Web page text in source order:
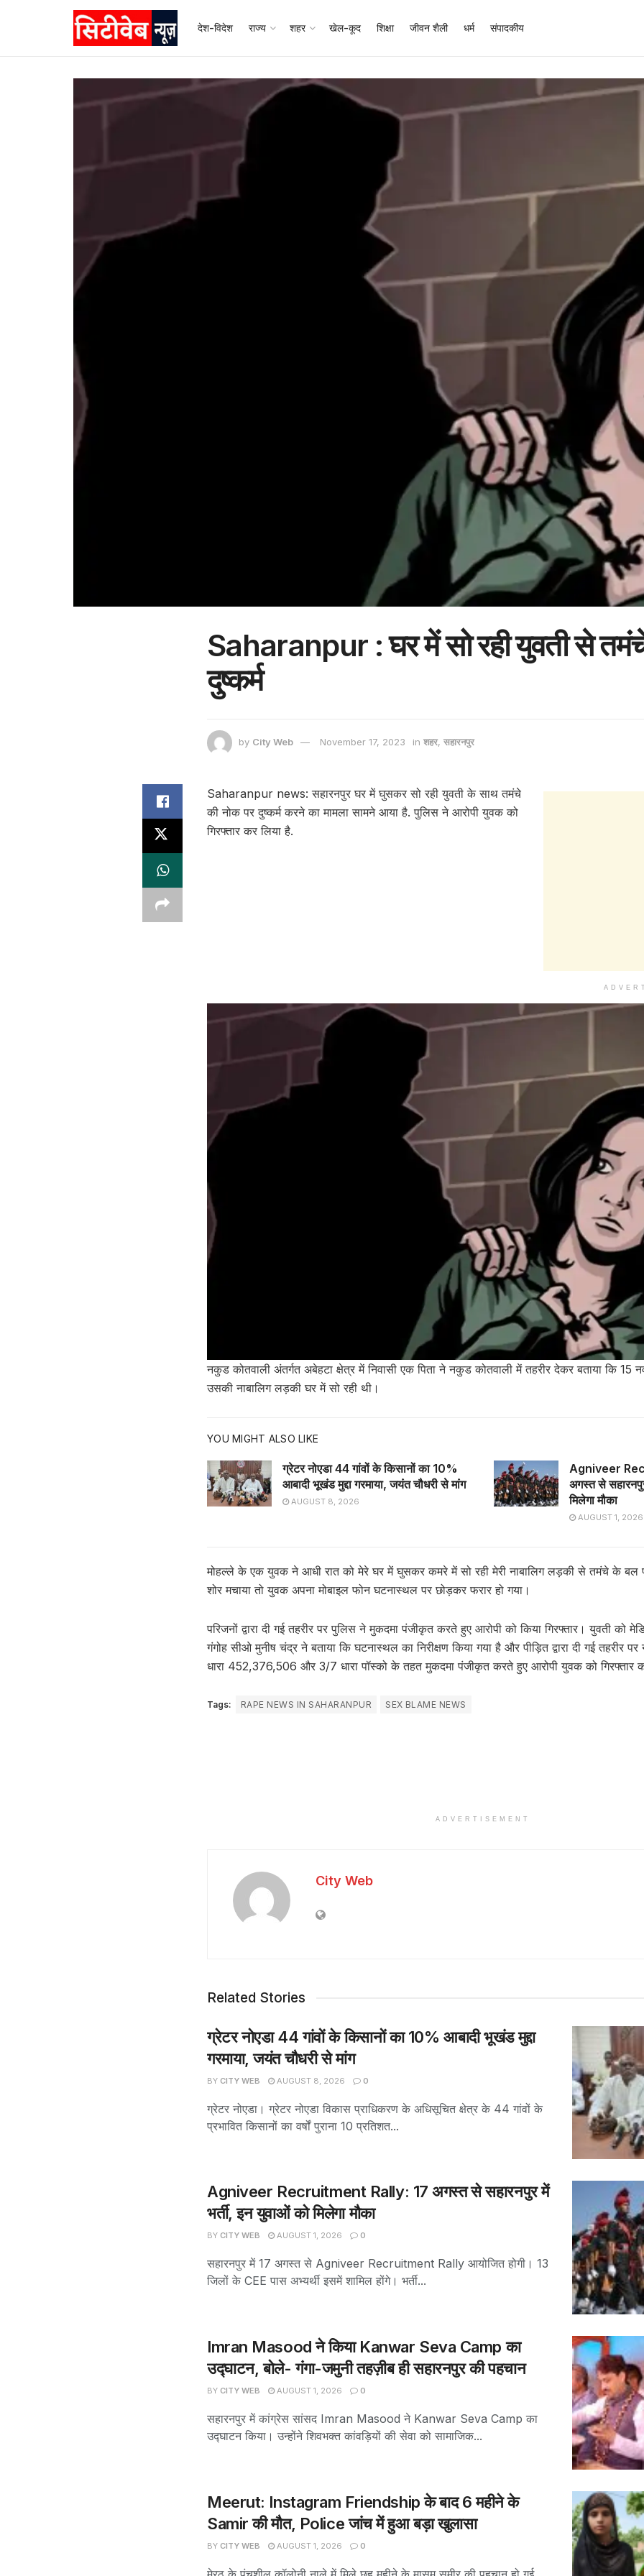
देश-विदेश राज्य शहर खेल-कूद शिक्षा जीवन शैली धर्म संपादकीय
Saharanpur : घर में सो रही युवती से
दुष्कर्म
by City Web November 17, 2023 in शहर, सहारनपुर
Saharanpur news: सहारनपुर घर में घुसकर सो रही युवती के साथ तमंचे
की नोक पर दुष्कर्म करने का मामला सामने आया है. पुलिस ने आरोपी युवक को
गिरफ्तार कर लिया है.
नकुड कोतवाली अंतर्गत अबेहटा क्षेत्र में निवासी एक पिता ने नकुड कोतवाली में तहरीर देकर बताया कि 15
उसकी नाबालिग लड़की घर में सो रही थी।
YOU MIGHT ALSO LIKE
ग्रेटर नोएडा 44 गांवों के किसानों का 10%
आबादी भूखंड मुद्दा गरमाया, जयंत चौधरी से मांग
AUGUST 8, 2026
Agniveer
अगस्त से
मिलेगा मौका
AUGUST 1, 2026
मोहल्ले के एक युवक ने आधी रात को मेरे घर में घुसकर कमरे में सो रही मेरी नाबालिग लड़की से तमंचे के बल
शोर मचाया तो युवक अपना मोबाइल फोन घटनास्थल पर छोड़कर फरार हो गया।
परिजनों द्वारा दी गई तहरीर पर पुलिस ने मुकदमा पंजीकृत करते हुए आरोपी को किया गिरफ्तार। युवती को
गंगोह सीओ मुनीष चंद्र ने बताया कि घटनास्थल का निरीक्षण किया गया है और पीड़ित द्वारा दी गई तहरीर
धारा 452,376,506 और 3/7 धारा पॉस्को के तहत मुकदमा पंजीकृत करते हुए आरोपी युवक को गिरफ्तार
Tags: RAPE NEWS IN SAHARANPUR SEX BLAME NEWS
ADVERTISEMENT
City Web
Related Stories
ग्रेटर नोएडा 44 गांवों के किसानों का 10% आबादी भूखंड मुद्दा
गरमाया, जयंत चौधरी से मांग
BY CITY WEB AUGUST 8, 2026 0
ग्रेटर नोएडा। ग्रेटर नोएडा विकास प्राधिकरण के अधिसूचित क्षेत्र के 44 गांवों के
प्रभावित किसानों का वर्षों पुराना 10 प्रतिशत...
Agniveer Recruitment Rally: 17 अगस्त से सहारनपुर में
भर्ती, इन युवाओं को मिलेगा मौका
BY CITY WEB AUGUST 1, 2026 0
सहारनपुर में 17 अगस्त से Agniveer Recruitment Rally आयोजित होगी। 13
जिलों के CEE पास अभ्यर्थी इसमें शामिल होंगे। भर्ती...
Imran Masood ने किया Kanwar Seva Camp का
उद्घाटन, बोले- गंगा-जमुनी तहज़ीब ही सहारनपुर की पहचान
BY CITY WEB AUGUST 1, 2026 0
सहारनपुर में कांग्रेस सांसद Imran Masood ने Kanwar Seva Camp का
उद्घाटन किया। उन्होंने शिवभक्त कांवड़ियों की सेवा को सामाजिक...
Meerut: Instagram Friendship के बाद 6 महीने के
Samir की मौत, Police जांच में हुआ बड़ा खुलासा
BY CITY WEB AUGUST 1, 2026 0